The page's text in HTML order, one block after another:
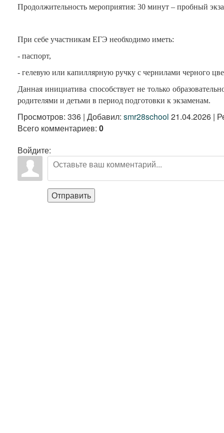
Продолжительность мероприятия: 30 минут – пробный
При себе участникам ЕГЭ необходимо иметь:
- паспорт,
- гелевую или капиллярную ручку с чернилами черного
Данная инициатива способствует не только
родителями и детьми в период подготовки к экзаменам.
Просмотров: 336 | Добавил: smr28school 21.04.2026 |
Всего комментариев: 0
Войдите:
Отправить